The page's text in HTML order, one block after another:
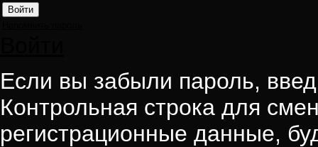
Если вы забыли пароль,
Контрольная строка для
регистрационные данные,